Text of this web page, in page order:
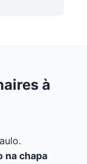
à
na chapa